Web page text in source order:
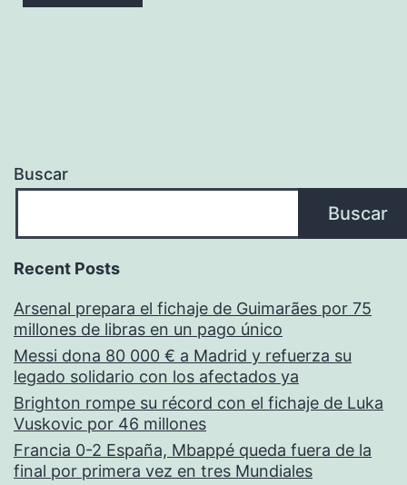
Buscar
Buscar
Recent Posts
Arsenal prepara el fichaje de Guimarães por 75
millones de libras en un pago único
Messi dona 80 000 € a Madrid y refuerza su
legado solidario con los afectados ya
Brighton rompe su récord con el fichaje de Luka
Vuskovic por 46 millones
Francia 0-2 España, Mbappé queda fuera de la
final por primera vez en tres Mundiales